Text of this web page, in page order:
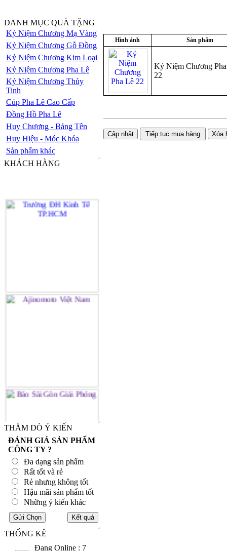
DANH MỤC QUÀ TẶNG
Kỷ Niệm Chương Mạ Vàng
Kỷ Niệm Chương Gỗ Đồng
Kỷ Niệm Chương Kim Loại
Kỷ Niệm Chương Pha Lê
Kỷ Niệm Chương Thủy
Tinh
Cúp Pha Lê Cao Cấp
Đồng Hồ Pha Lê
Huy Chương - Bảng Tên
Huy Hiệu - Móc Khóa
Sản phẩm khác
KHÁCH HÀNG
THĂM DÒ Ý KIẾN
ĐÁNH GIÁ SẢN PHẨM
CÔNG TY ?
Đa dạng sản phẩm
Rất tốt và rẻ
Rẻ nhưng không tốt
Hậu mãi sản phẩm tốt
Những ý kiến khác
THỐNG KÊ
Đang Online : 7
Hình ảnh Sản phẩm
Kỷ Niệm Chương
22